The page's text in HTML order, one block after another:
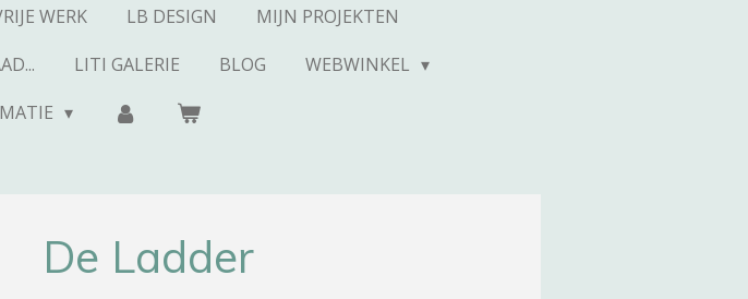
WERK LB DESIGN
MIJN PROJEKTEN
LITI GALERIE BLOG
WEBWINKEL
De Ladder